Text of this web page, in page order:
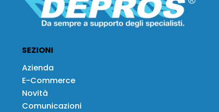
SEZIONI
Azienda
E-Commerce
Novità
Comunicazioni